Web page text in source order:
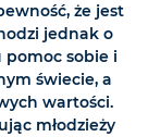
że jest
jednak o
sobie i
świecie, a
wartości.
młodzieży